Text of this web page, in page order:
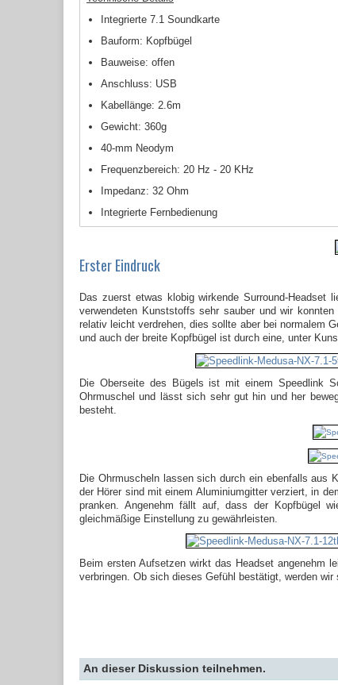
Integrierte 7.1 Soundkarte
Bauform: Kopfbügel
Bauweise: offen
Anschluss: USB
Kabellänge: 2.6m
Gewicht: 360g
40-mm Neodym
Frequenzbereich: 20 Hz - 20 KHz
Impedanz: 32 Ohm
Integrierte Fernbedienung
Erster Eindruck
Das zuerst etwas klobig wirkende Surround-
verwendeten Kunststoffs sehr sauber und wir
relativ leicht verdrehen, dies sollte aber bei normalem
und auch der breite Kopfbügel ist durch eine, unter
Die Oberseite des Bügels ist mit einem Speedlink
Ohrmuschel und lässt sich sehr gut hin und her
besteht.
Die Ohrmuscheln lassen sich durch ein ebenfalls aus
der Hörer sind mit einem Aluminiumgitter verziert, in
pranken. Angenehm fällt auf, dass der Kopfbügel
gleichmäßige Einstellung zu gewährleisten.
Beim ersten Aufsetzen wirkt das Headset angenehm
verbringen. Ob sich dieses Gefühl bestätigt, werden wir
An dieser Diskussion teilnehmen.